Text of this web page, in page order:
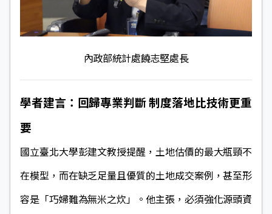
內政部統計處饒志堅處長
學者建言：回歸專業判斷 制度落地比技術更重
要
國立臺北大學彭建文教授提醒，土地估價的最大瓶頸不
在模型，而在缺乏足量且優質的土地成交案例，甚至形
容是「巧婦難為無米之炊」。他主張，必須強化源頭資